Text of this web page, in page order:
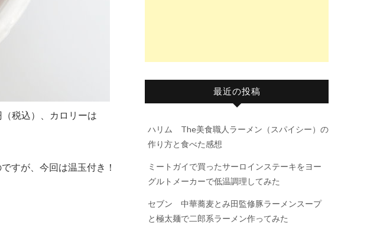
税込）、カロリーは
すが、今回は温玉付き！
最近の投稿
ハリム The美食職人ラーメン（スパイシー）の
作り方と食べた感想
ミートガイで買ったサーロインステーキをヨー
グルトメーカーで低温調理してみた
セブン 中華蕎麦とみ田監修豚ラーメンスープ
と極太麺で二郎系ラーメン作ってみた